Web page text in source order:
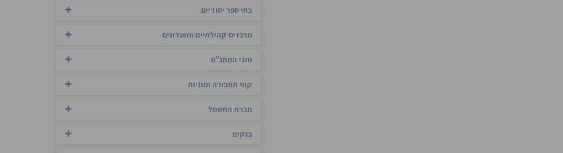
בתי ספר יסודיים
מרכזים קהילתיים ומועדונים
חוגי המתנ"ס
קווי תחבורה ומוניות
חברת החשמל
בנקים